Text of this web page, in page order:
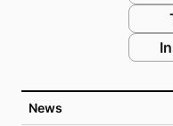
News